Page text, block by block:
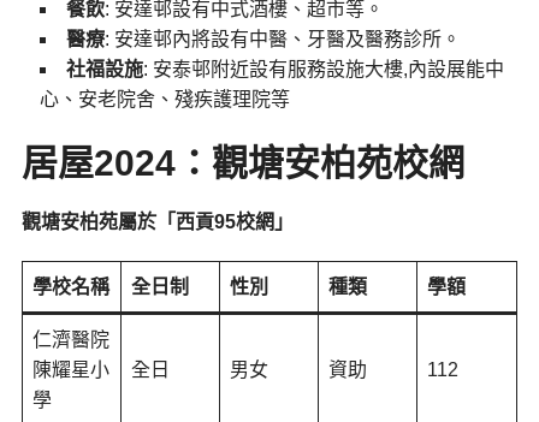
餐飲: 安達邨設有中式酒樓、超市等。
醫療: 安達邨內將設有中醫、牙醫及醫務診所。
社福設施: 安泰邨附近設有服務設施大樓,內設展能中
心、安老院舍、殘疾護理院等
居屋2024：觀塘安柏苑校網
觀塘安柏苑屬於「西貢95校網」
學校名稱 全日制 性別 種類 學額
仁濟醫院
陳耀星小
學
全日 男女 資助 112